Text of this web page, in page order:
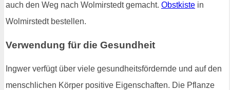
auch den Weg nach Wolmirstedt gemacht. Obstkiste in
Wolmirstedt bestellen.
Verwendung für die Gesundheit
Ingwer verfügt über viele gesundheitsfördernde und auf den
menschlichen Körper positive Eigenschaften. Die Pflanze